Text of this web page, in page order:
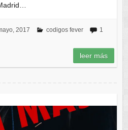
2017 codigos fever
1
leer más